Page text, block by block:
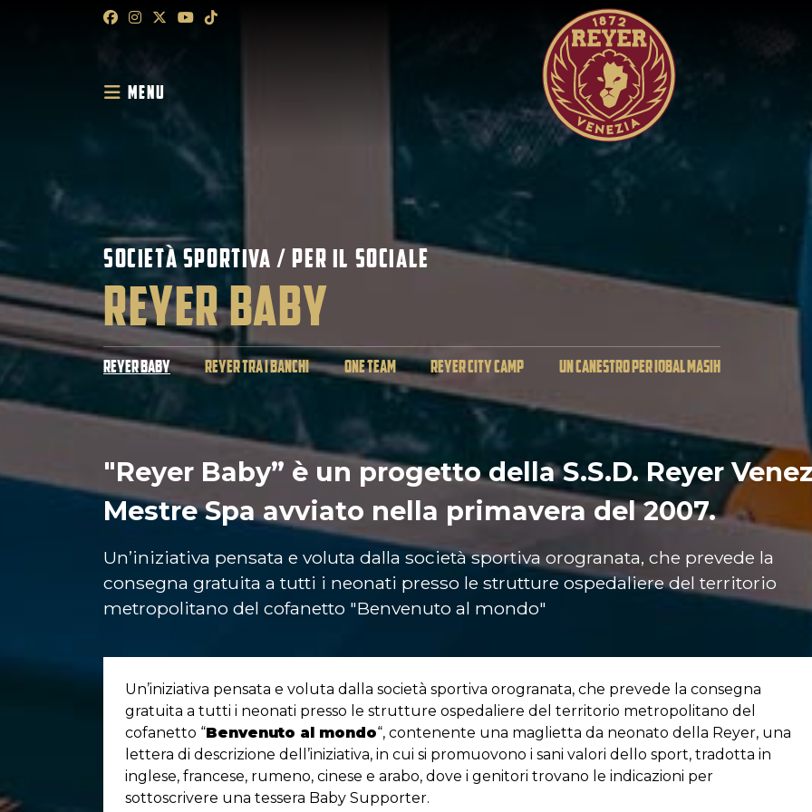
MENU
SOCIETÀ SPORTIVA /PER IL SOCIALE
REYER BABY
REYER BABY REYER TRA I BANCHI ONE TEAM REYER CITY CAMP UN CANESTRO PER IQBAL MASIH
"Reyer Baby” è un progetto della S.S.D. Reyer
Mestre Spa avviato nella primavera del 2007.
Un’iniziativa pensata e voluta dalla società sportiva orogranata, che prevede la
consegna gratuita a tutti i neonati presso le strutture ospedaliere del territorio
metropolitano del cofanetto "Benvenuto al mondo"
Un’iniziativa pensata e voluta dalla società sportiva orogranata, che prevede la consegna
gratuita a tutti i neonati presso le strutture ospedaliere del territorio metropolitano del
cofanetto “Benvenuto al mondo“, contenente una maglietta da neonato della Reyer, una
lettera di descrizione dell’iniziativa, in cui si promuovono i sani valori dello sport, tradotta in
inglese, francese, rumeno, cinese e arabo, dove i genitori trovano le indicazioni per
sottoscrivere una tessera Baby Supporter.